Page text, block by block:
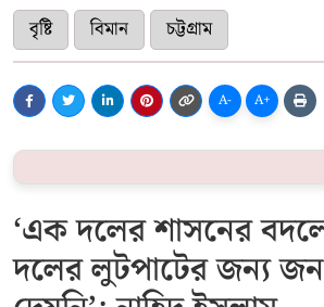
বৃষ্টি বিমান চট্টগ্রাম
A- A+
‘এক দলের শাসনের
দলের লুটপাটের জন্য